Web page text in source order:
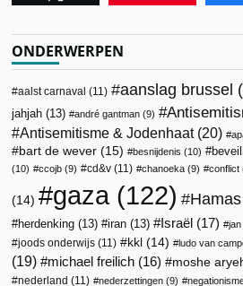
ONDERWERPEN
aalst carnaval (11) aanslag brussel
jahjah (13) andré gantman (9)
Antisemitisme & Jodenhaat(20)
bart de wever (15) besnijdenis (10)
(10)
ccojb (9) cd&v (11) chanoeka (9) conflict
(14) gaza (122) Hamas
herdenking (13) iran (13) Israël (17)
joods onderwijs (11) kkl (14) ludo van
(19)
michael freilich (16) moshe
nederland (11) nederzettingen (9)